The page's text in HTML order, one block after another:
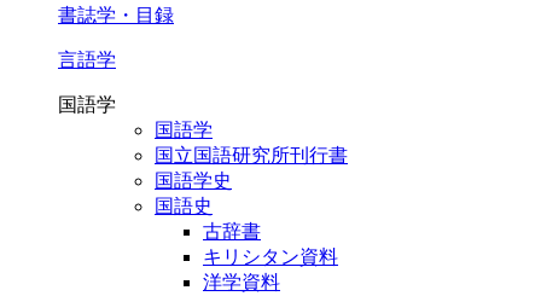
書誌学・目録
言語学
国語学
国語学
国立国語研究所刊行書
国語学史
国語史
古辞書
キリシタン資料
洋学資料